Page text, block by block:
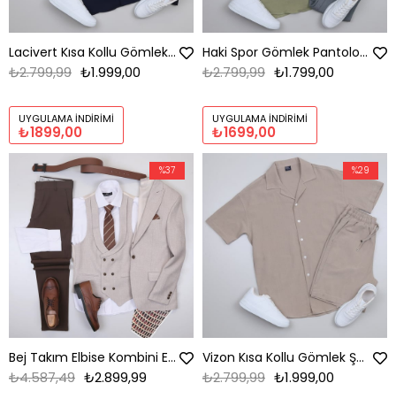
Lacivert Kısa Kollu Gömlek Şort Ayakkabı Kombini
₺1.999,00
₺2.799,99
UYGULAMA İNDIRIMI
₺1899,00
Haki Spor Gömlek Pantolon Ayakkabı Kombini
₺1.799,00
₺2.799,99
UYGULAMA İNDIRIMI
₺1699,00
Bej Takım Elbise Kombini Erkek | Slim Fit Şık Komple Set
₺2.899,99
₺4.587,49
%37
Vizon Kısa Kollu Gömlek Şort Ayakkabı Kombini
₺1.999,00
₺2.799,99
%29